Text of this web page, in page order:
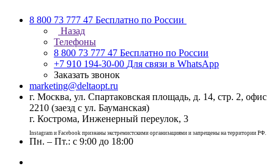
8 800 73 777 47 Бесплатно по России
Назад
Телефоны
8 800 73 777 47 Бесплатно по России
+7 910 194-30-00 Для связи в WhatsApp
Заказать звонок
marketing@deltaopt.ru
г. Москва, ул. Спартаковская площадь, д. 14, стр. 2, офис
2210 (заезд с ул. Бауманская)
г. Кострома, Инженерный переулок, 3
Instagram и Facebook признаны экстремистскими организациями и запрещены на территории РФ.
Пн. – Пт.: с 9:00 до 18:00